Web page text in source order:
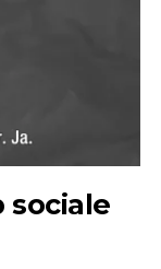
sociale